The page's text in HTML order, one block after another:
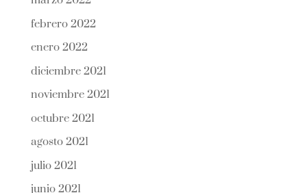
febrero 2022
enero 2022
diciembre 2021
noviembre 2021
octubre 2021
agosto 2021
julio 2021
junio 2021